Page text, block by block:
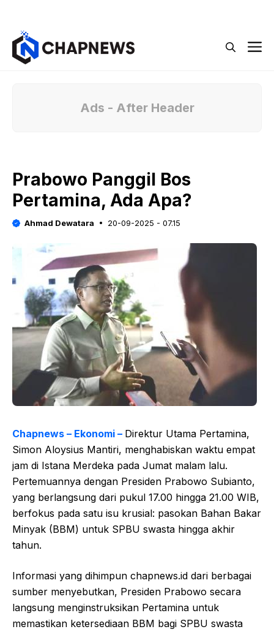
Ads - After Header
Prabowo Panggil Bos
Pertamina, Ada Apa?
Ahmad Dewatara 20-09-2025 - 07.15
Chapnews – Ekonomi – Direktur Utama Pertamina,
Simon Aloysius Mantiri, menghabiskan waktu empat
jam di Istana Merdeka pada Jumat malam lalu.
Pertemuannya dengan Presiden Prabowo Subianto,
yang berlangsung dari pukul 17.00 hingga 21.00 WIB,
berfokus pada satu isu krusial: pasokan Bahan Bakar
Minyak (BBM) untuk SPBU swasta hingga akhir
tahun.
Informasi yang dihimpun chapnews.id dari berbagai
sumber menyebutkan, Presiden Prabowo secara
langsung menginstruksikan Pertamina untuk
memastikan ketersediaan BBM bagi SPBU swasta